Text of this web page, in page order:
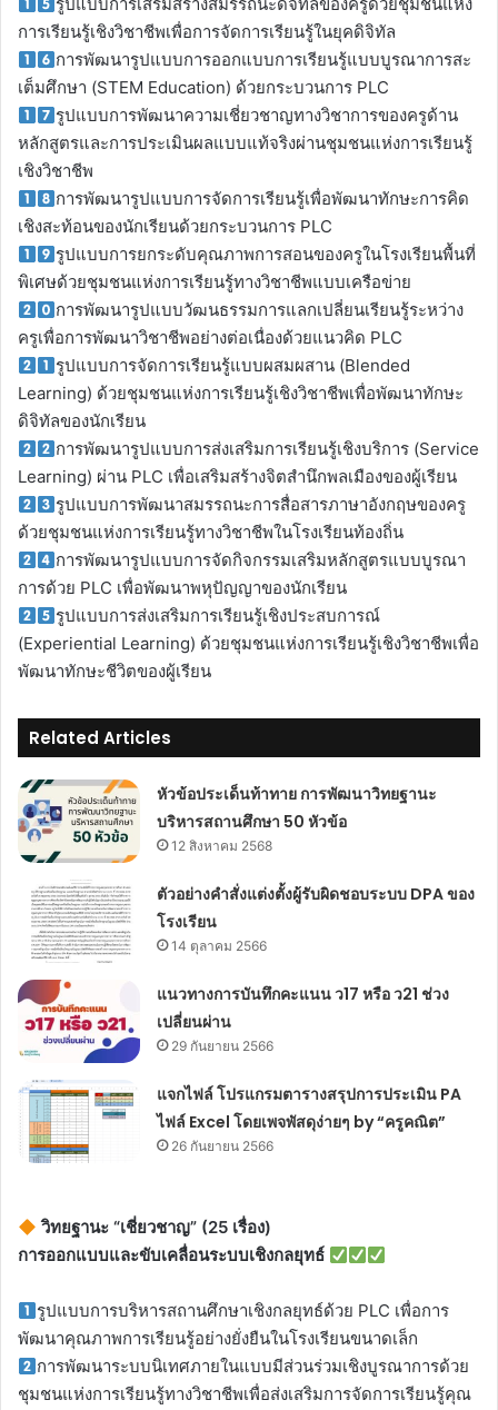
รูปแบบการเสริมสร้างสมรรถนะดิจิทัลของครูด้วยชุมชนแห่ง
การเรียนรู้เชิงวิชาชีพเพื่อการจัดการเรียนรู้ในยุคดิจิทัล
การพัฒนารูปแบบการออกแบบการเรียนรู้แบบบูรณาการสะ
เต็มศึกษา (STEM Education) ด้วยกระบวนการ PLC
รูปแบบการพัฒนาความเชี่ยวชาญทางวิชาการของครูด้าน
หลักสูตรและการประเมินผลแบบแท้จริงผ่านชุมชนแห่งการเรียนรู้
เชิงวิชาชีพ
การพัฒนารูปแบบการจัดการเรียนรู้เพื่อพัฒนาทักษะการคิด
เชิงสะท้อนของนักเรียนด้วยกระบวนการ PLC
รูปแบบการยกระดับคุณภาพการสอนของครูในโรงเรียนพื้นที่
พิเศษด้วยชุมชนแห่งการเรียนรู้ทางวิชาชีพแบบเครือข่าย
การพัฒนารูปแบบวัฒนธรรมการแลกเปลี่ยนเรียนรู้ระหว่าง
ครูเพื่อการพัฒนาวิชาชีพอย่างต่อเนื่องด้วยแนวคิด PLC
รูปแบบการจัดการเรียนรู้แบบผสมผสาน (Blended
Learning) ด้วยชุมชนแห่งการเรียนรู้เชิงวิชาชีพเพื่อพัฒนาทักษะ
ดิจิทัลของนักเรียน
การพัฒนารูปแบบการส่งเสริมการเรียนรู้เชิงบริการ (Service
Learning) ผ่าน PLC เพื่อเสริมสร้างจิตสำนึกพลเมืองของผู้เรียน
รูปแบบการพัฒนาสมรรถนะการสื่อสารภาษาอังกฤษของครู
ด้วยชุมชนแห่งการเรียนรู้ทางวิชาชีพในโรงเรียนท้องถิ่น
การพัฒนารูปแบบการจัดกิจกรรมเสริมหลักสูตรแบบบูรณา
การด้วย PLC เพื่อพัฒนาพหุปัญญาของนักเรียน
รูปแบบการส่งเสริมการเรียนรู้เชิงประสบการณ์
(Experiential Learning) ด้วยชุมชนแห่งการเรียนรู้เชิงวิชาชีพเพื่อ
พัฒนาทักษะชีวิตของผู้เรียน
Related Articles
หัวข้อประเด็นท้าทาย การพัฒนาวิทยฐานะ
บริหารสถานศึกษา 50 หัวข้อ
12 สิงหาคม 2568
ตัวอย่างคำสั่งแต่งตั้งผู้รับผิดชอบระบบ DPA ของ
โรงเรียน
14 ตุลาคม 2566
แนวทางการบันทึกคะแนน ว17 หรือ ว21 ช่วง
เปลี่ยนผ่าน
29 กันยายน 2566
แจกไฟล์ โปรแกรมตารางสรุปการประเมิน PA
ไฟล์ Excel โดยเพจพัสดุง่ายๆ by “ครูคณิต”
26 กันยายน 2566
วิทยฐานะ “เชี่ยวชาญ” (25 เรื่อง)
การออกแบบและขับเคลื่อนระบบเชิงกลยุทธ์
รูปแบบการบริหารสถานศึกษาเชิงกลยุทธ์ด้วย PLC เพื่อการ
พัฒนาคุณภาพการเรียนรู้อย่างยั่งยืนในโรงเรียนขนาดเล็ก
การพัฒนาระบบนิเทศภายในแบบมีส่วนร่วมเชิงบูรณาการด้วย
ชุมชนแห่งการเรียนรู้ทางวิชาชีพเพื่อส่งเสริมการจัดการเรียนรู้คุณ